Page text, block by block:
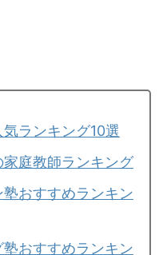
ランキング10選
庭教師ランキング
おすすめランキン
おすすめランキン